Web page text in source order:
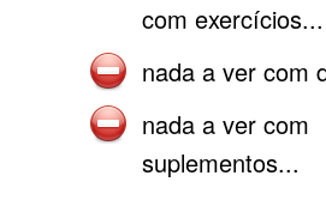
com exercícios...
nada a ver com
nada a ver com
suplementos...